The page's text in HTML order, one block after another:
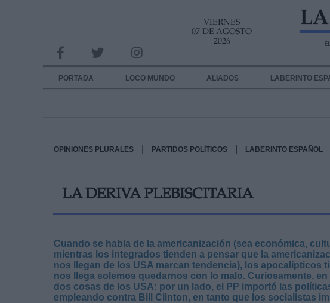
VIERNES
07 DE AGOSTO
2026
PORTADA LOCO MUNDO ALIADOS LABERINTO
OPINIONES PLURALES PARTIDOS POLÍTICOS LABERINTO ESPAÑOL
LA DERIVA PLEBISCITARIA
Cuando se habla de la americanización (sea económica,
mientras los integrados tienden a pensar que la
nos llegan de los USA marcan tendencia), los apocalípticos
nos llega solemos quedarnos con lo malo. Curiosamente,
dos cosas de los USA: por un lado, el PP importó las
empleando contra Bill Clinton, en tanto que los socialistas
INFORMACION SOBRE LA PROTECCIÓN DE TUS DATOS
Responsable:
Destinatarios:
link
Información adicional
link